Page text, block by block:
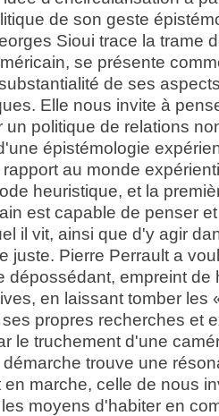
de son geste
Sioui trace la trame
se présente
de ses
Elle nous invite à
un politique de relations
épistémologie
au monde
heuristique, et la
est capable de penser
il vit, ainsi que d'y agir
juste. Pierre Perrault a
dépossédant, empreint de
en laissant tomber les
propres recherches et
le truchement d'une
trouve une
en marche, celle de nous
moyens d'habiter en